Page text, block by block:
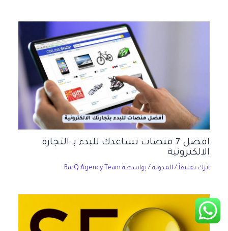
افضل 7 منصات تساعدك للبدء بـ التجارة
الالكترونية
اترك تعليقاً / المدونة / بواسطة BarQ Agency Team